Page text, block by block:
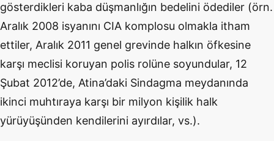
gösterdikleri kaba düşmanlığın bedelini ödediler (örn.
Aralık 2008 isyanını CIA komplosu olmakla itham
ettiler, Aralık 2011 genel grevinde halkın öfkesine
karşı meclisi koruyan polis rolüne soyundular, 12
Şubat 2012’de, Atina’daki Sindagma meydanında
ikinci muhtıraya karşı bir milyon kişilik halk
yürüyüşünden kendilerini ayırdılar, vs.).